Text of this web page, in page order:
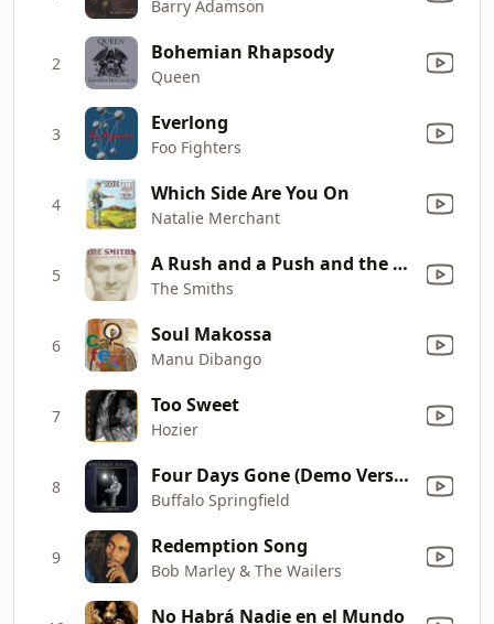
Barry Adamson
2 Bohemian Rhapsody
Queen
3 Everlong
Foo Fighters
4 Which Side Are You On
Natalie Merchant
5 A Rush and a Push and the Land Is Ours
The Smiths
6 Soul Makossa
Manu Dibango
7 Too Sweet
Hozier
8 Four Days Gone (Demo Version)
Buffalo Springfield
9 Redemption Song
Bob Marley & The Wailers
No Habrá Nadie en el Mundo